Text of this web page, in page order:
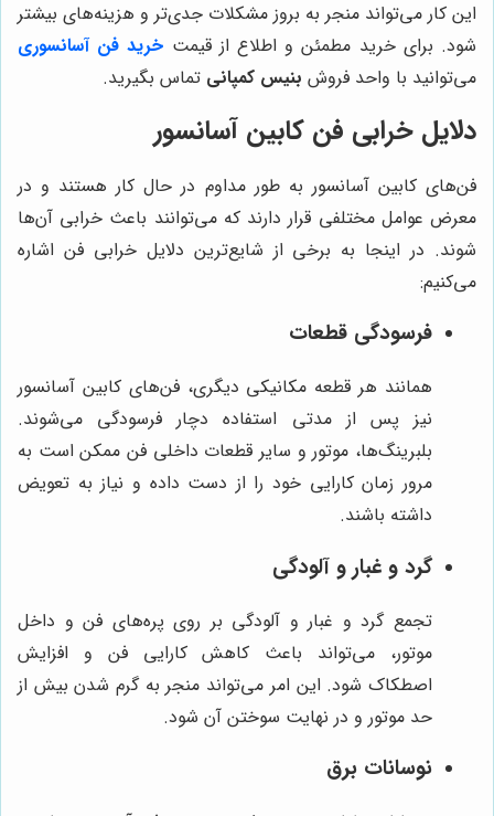
این کار می‌تواند منجر به بروز مشکلات جدی‌تر و هزینه‌های بیشتر
شود. برای خرید مطمئن و اطلاع از قیمت خرید فن آسانسوری
می‌توانید با واحد فروش بنیس کمپانی تماس بگیرید.
دلایل خرابی فن کابین آسانسور
فن‌های کابین آسانسور به طور مداوم در حال کار هستند و در
معرض عوامل مختلفی قرار دارند که می‌توانند باعث خرابی آن‌ها
شوند. در اینجا به برخی از شایع‌ترین دلایل خرابی فن اشاره
می‌کنیم:
فرسودگی قطعات
همانند هر قطعه مکانیکی دیگری، فن‌های کابین آسانسور
نیز پس از مدتی استفاده دچار فرسودگی می‌شوند.
بلبرینگ‌ها، موتور و سایر قطعات داخلی فن ممکن است به
مرور زمان کارایی خود را از دست داده و نیاز به تعویض
داشته باشند.
گرد و غبار و آلودگی
تجمع گرد و غبار و آلودگی بر روی پره‌های فن و داخل
موتور، می‌تواند باعث کاهش کارایی فن و افزایش
اصطکاک شود. این امر می‌تواند منجر به گرم شدن بیش از
حد موتور و در نهایت سوختن آن شود.
نوسانات برق